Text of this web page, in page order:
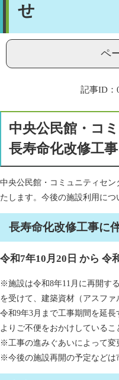
せ
ペ
記事ID：
中央公民館・コ
長寿命化改修工
中央公民館・コミュニティセ
たします。今後の施設利用につ
長寿命化改修工事に
令和7年10月20日 から 令
※施設は令和8年11月に再開す
を受けて、建築資材（アスファ
令和9年3月まで工事期間を延
よりご不便をおかけしているこ
※工事の進みぐあいによって変
※今後の施設再開の予定などは